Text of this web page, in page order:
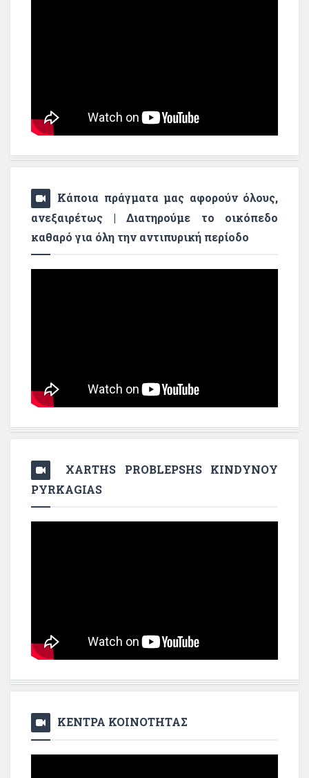
Κάποια πράγματα μας αφορούν όλους,
ανεξαιρέτως | Διατηρούμε το οικόπεδο
καθαρό για όλη την αντιπυρική περίοδο
XARTHS PROBLEPSHS KINDYNOY
PYRKAGIAS
ΚΕΝΤΡΑ ΚΟΙΝΟΤΗΤΑΣ